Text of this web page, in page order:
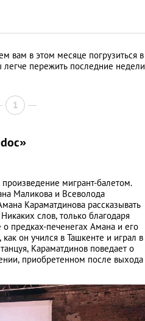
вам в этом месяце погрузиться в
легче пережить последние недели
1
мигрант-балетом.
Маликова и Всеволода
Караматдинова рассказывать
слов, только благодаря
предках-печенегах Амана и его
он учился в Ташкенте и играл в
Караматдинов поведает о
приобретенном после выхода